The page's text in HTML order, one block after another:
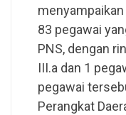
83 pegawai
PNS, dengan
III.a dan 1
pegawai
Perangkat